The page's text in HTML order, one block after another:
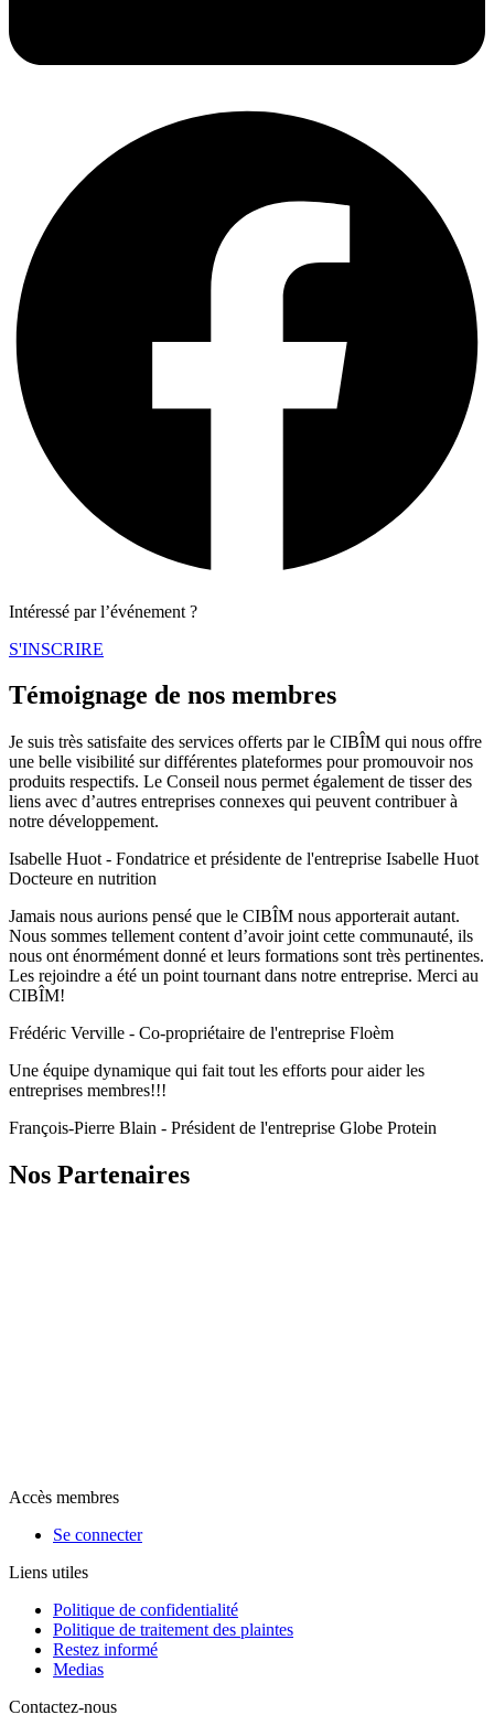
Intéressé par l’événement ?
S'INSCRIRE
Témoignage de nos membres
Je suis très satisfaite des services offerts par le CIBÎM qui nous offre
une belle visibilité sur différentes plateformes pour promouvoir nos
produits respectifs. Le Conseil nous permet également de tisser des
liens avec d’autres entreprises connexes qui peuvent contribuer à
notre développement.​
Isabelle Huot - Fondatrice et présidente de l'entreprise Isabelle Huot
Docteure en nutrition
Jamais nous aurions pensé que le CIBÎM nous apporterait autant.
Nous sommes tellement content d’avoir joint cette communauté, ils
nous ont énormément donné et leurs formations sont très pertinentes.
Les rejoindre a été un point tournant dans notre entreprise. Merci au
CIBÎM!
Frédéric Verville - Co-propriétaire de l'entreprise Floèm
Une équipe dynamique qui fait tout les efforts pour aider les
entreprises membres!!!
François-Pierre Blain - Président de l'entreprise Globe Protein
Nos Partenaires
Accès membres
Se connecter
Liens utiles
Politique de confidentialité
Politique de traitement des plaintes
Restez informé
Medias
Contactez-nous